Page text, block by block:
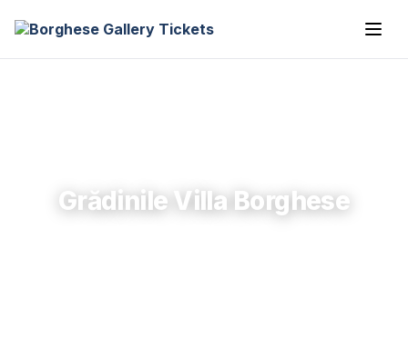
Grădinile Villa Borghese